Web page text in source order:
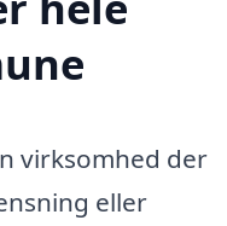
virksomhed der
eller